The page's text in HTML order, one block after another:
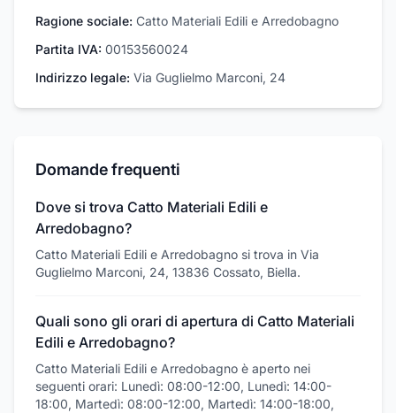
Ragione sociale: Catto Materiali Edili e Arredobagno
Partita IVA: 00153560024
Indirizzo legale: Via Guglielmo Marconi, 24
Domande frequenti
Dove si trova Catto Materiali Edili e
Arredobagno?
Catto Materiali Edili e Arredobagno si trova in Via
Guglielmo Marconi, 24, 13836 Cossato, Biella.
Quali sono gli orari di apertura di Catto Materiali
Edili e Arredobagno?
Catto Materiali Edili e Arredobagno è aperto nei
seguenti orari: Lunedì: 08:00-12:00, Lunedì: 14:00-
18:00, Martedì: 08:00-12:00, Martedì: 14:00-18:00,